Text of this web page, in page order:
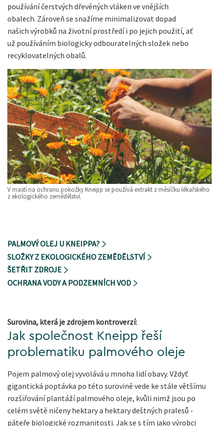
V mastí na ochranu pokožky Kneipp se používá extrakt z měsíčku lékařského
z ekologického zemědělství.
používání čerstvých dřevěných vláken ve vnějších
obalech. Zároveň se snažíme minimalizovat dopad
našich výrobků na životní prostředí i po jejich použití, ať
už používáním biologicky odbouratelných složek nebo
recyklovatelných obalů.
PALMOVÝ OLEJ U KNEIPPA?
SLOŽKY Z EKOLOGICKÉHO ZEMĚDĚLSTVÍ
ŠETŘIT ZDROJE
OCHRANA VODY A PODZEMNÍCH VOD
Surovina, která je zdrojem kontroverzí:
Jak společnost Kneipp řeší
problematiku palmového oleje
Pojem palmový olej vyvolává u mnoha lidí obavy. Vždyť
gigantická poptávka po této surovině vede ke stále většímu
rozšiřování plantáží palmového oleje, kvůli nimž jsou po
celém světě ničeny hektary a hektary deštných pralesů -
páteře biologické rozmanitosti. Jak se s tím jako výrobci